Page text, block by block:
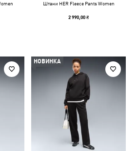
Штани HER Fleece Pants Women
2 990,00 ₴
НОВИНКА